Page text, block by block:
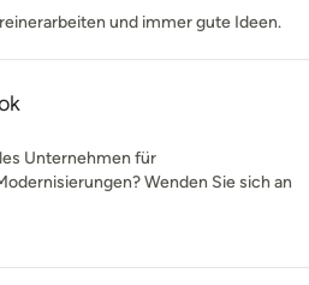
und immer gute Ideen.
Unternehmen für
Wenden Sie sich an